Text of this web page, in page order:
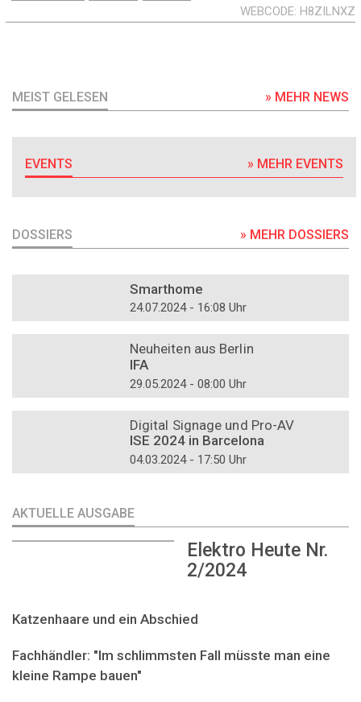
WEBCODE H8ZILNXZ
MEIST GELESEN » MEHR NEWS
EVENTS » MEHR EVENTS
DOSSIERS » MEHR DOSSIERS
Smarthome
24.07.2024 - 16:08 Uhr
Neuheiten aus Berlin
IFA
29.05.2024 - 08:00 Uhr
Digital Signage und Pro-AV
ISE 2024 in Barcelona
04.03.2024 - 17:50 Uhr
AKTUELLE AUSGABE
Elektro Heute Nr.
2/2024
Katzenhaare und ein Abschied
Fachhändler: "Im schlimmsten Fall müsste man eine
kleine Rampe bauen"